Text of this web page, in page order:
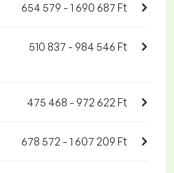
654 579 - 1 690 687 Ft
510 837 - 984 546 Ft
475 468 - 972 622 Ft
678 572 - 1 607 209 Ft